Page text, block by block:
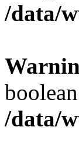
/data/
/data/